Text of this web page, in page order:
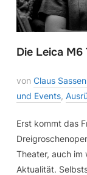
Die Leica
von Claus
und Events,
Erst kommt das
Theater, auch im
Aktualität.